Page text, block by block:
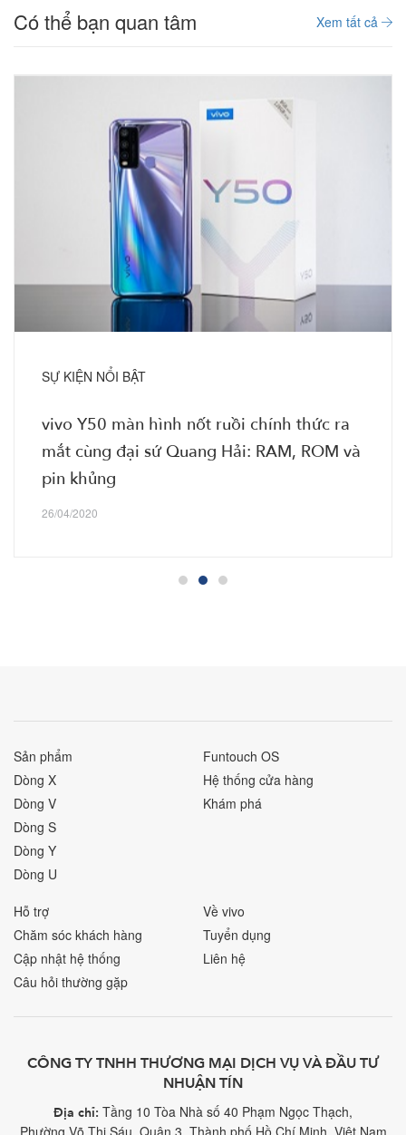
Có thể bạn quan tâm Xem tất cả
SỰ KIỆN NỔI BẬT
vivo Y50 màn hình nốt ruồi chính thức ra
mắt cùng đại sứ Quang Hải: RAM, ROM và
pin khủng
26/04/2020
Sản phẩm
Dòng X
Dòng V
Dòng S
Dòng Y
Dòng U
Funtouch OS
Hệ thống cửa hàng
Khám phá
Hỗ trợ
Chăm sóc khách hàng
Cập nhật hệ thống
Câu hỏi thường gặp
Về vivo
Tuyển dụng
Liên hệ
CÔNG TY TNHH THƯƠNG MẠI DỊCH VỤ VÀ ĐẦU TƯ
NHUẬN TÍN
Địa chỉ: Tầng 10 Tòa Nhà số 40 Phạm Ngọc Thạch,